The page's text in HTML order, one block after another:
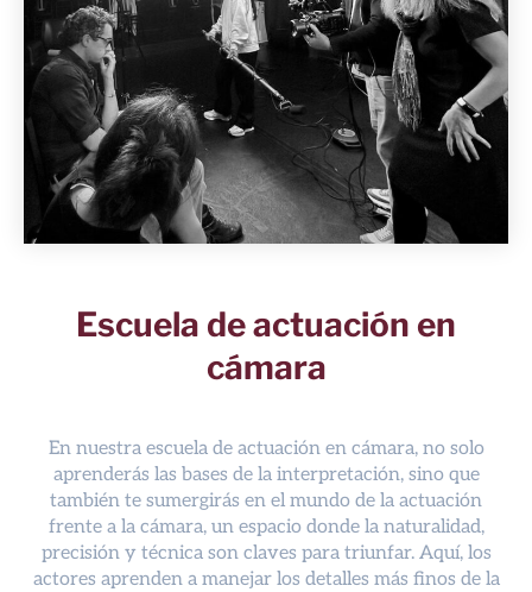
Escuela de actuación en
cámara
En nuestra escuela de actuación en cámara, no solo
aprenderás las bases de la interpretación, sino que
también te sumergirás en el mundo de la actuación
frente a la cámara, un espacio donde la naturalidad,
precisión y técnica son claves para triunfar. Aquí, los
actores aprenden a manejar los detalles más finos de la